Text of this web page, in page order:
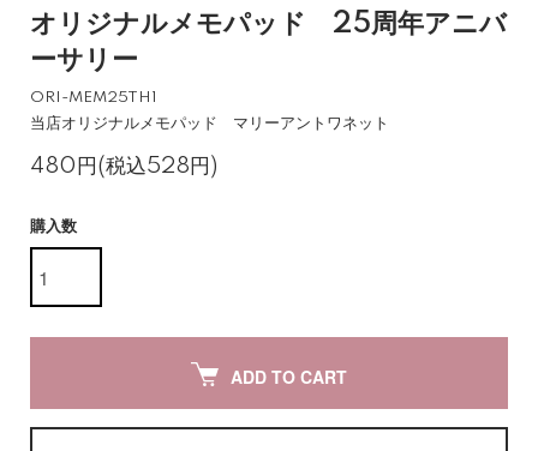
オリジナルメモパッド 25周年アニバ
ーサリー
ORI-MEM25TH1
当店オリジナルメモパッド マリーアントワネット
480円(税込528円)
購入数
ADD TO CART